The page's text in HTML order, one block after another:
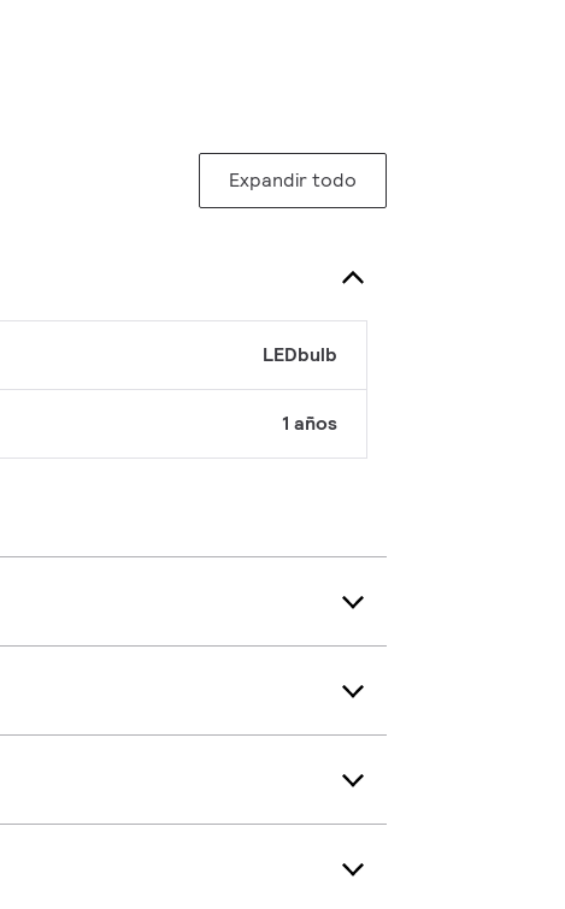
Expandir todo
LEDbulb
1 años